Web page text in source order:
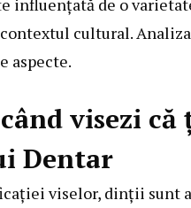
cultural.
aspecte.
visezi
Dentar
viselor, dinții sunt